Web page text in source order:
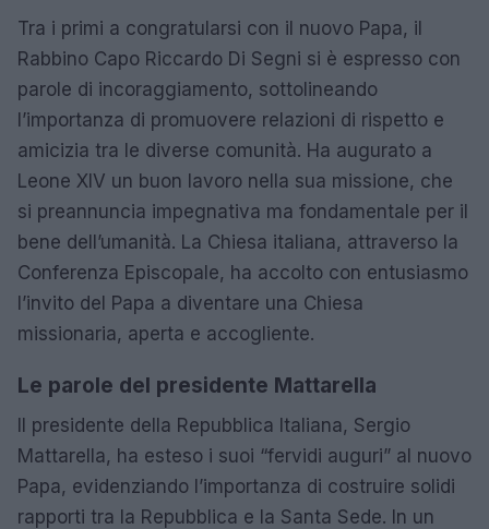
Tra i primi a congratularsi con il nuovo Papa, il
Rabbino Capo Riccardo Di Segni si è espresso con
parole di incoraggiamento, sottolineando
l’importanza di promuovere relazioni di rispetto e
amicizia tra le diverse comunità. Ha augurato a
Leone XIV un buon lavoro nella sua missione, che
si preannuncia impegnativa ma fondamentale per il
bene dell’umanità. La Chiesa italiana, attraverso la
Conferenza Episcopale, ha accolto con entusiasmo
l’invito del Papa a diventare una Chiesa
missionaria, aperta e accogliente.
Le parole del presidente Mattarella
Il presidente della Repubblica Italiana, Sergio
Mattarella, ha esteso i suoi “fervidi auguri” al nuovo
Papa, evidenziando l’importanza di costruire solidi
rapporti tra la Repubblica e la Santa Sede. In un